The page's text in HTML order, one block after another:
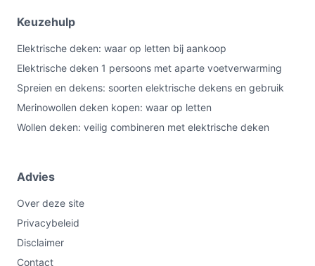
Keuzehulp
Elektrische deken: waar op letten bij aankoop
Elektrische deken 1 persoons met aparte voetverwarming
Spreien en dekens: soorten elektrische dekens en gebruik
Merinowollen deken kopen: waar op letten
Wollen deken: veilig combineren met elektrische deken
Advies
Over deze site
Privacybeleid
Disclaimer
Contact